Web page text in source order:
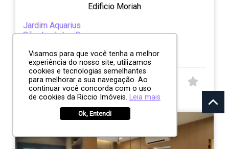
Edificio Moriah
Jardim Aquarius
São José dos Campos
1
1 1 50.00m²
CÓD:
RI7648
Rua Heitor Vieira Júnior, 190
Visamos para que você tenha a melhor
experiência do nosso site, utilizamos
cookies e tecnologias semelhantes
para melhorar a sua navegação. Ao
continuar você concorda com o uso
de cookies da Riccio Imóveis. Leia mais
Ok, Entendi